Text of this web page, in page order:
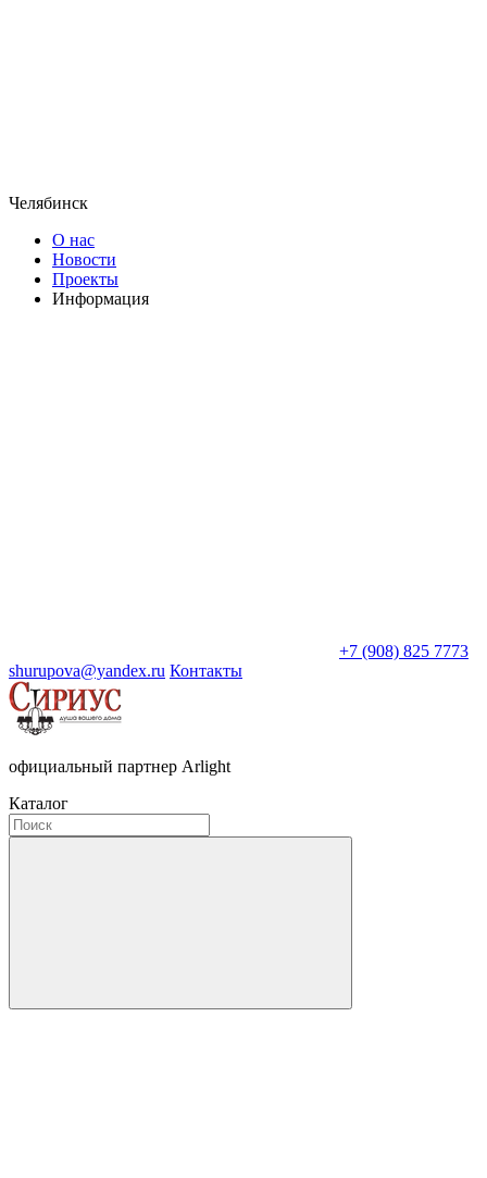
Челябинск
О нас
Новости
Проекты
Информация
+7 (908) 825 7773
shurupova@yandex.ru Контакты
официальный партнер Arlight
Каталог